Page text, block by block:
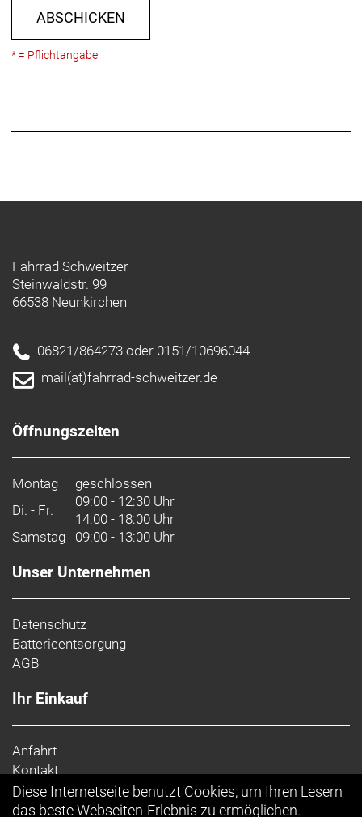
ABSCHICKEN
* = Pflichtangabe
Fahrrad Schweitzer
Steinwaldstr. 99
66538 Neunkirchen
06821/864273 oder 0151/10696044
mail(at)fahrrad-schweitzer.de
Öffnungszeiten
Montag
geschlossen
Di. - Fr.
09:00 - 12:30 Uhr
14:00 - 18:00 Uhr
Samstag 09:00 - 13:00 Uhr
Unser Unternehmen
Datenschutz
Batterieentsorgung
AGB
Ihr Einkauf
Anfahrt
Kontakt
Impressum
Top Artikel
Diese Internetseite benutzt Cookies, um Ihren Lesern
das beste Webseiten-Erlebnis zu ermöglichen.